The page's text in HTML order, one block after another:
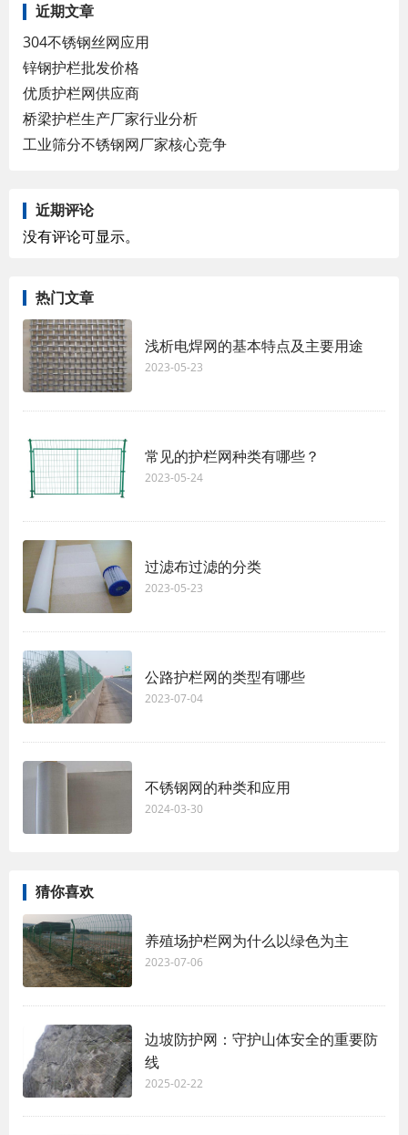
近期文章
304不锈钢丝网应用
锌钢护栏批发价格
优质护栏网供应商
桥梁护栏生产厂家行业分析
工业筛分不锈钢网厂家核心竞争
近期评论
没有评论可显示。
热门文章
浅析电焊网的基本特点及主要用途
2023-05-23
常见的护栏网种类有哪些？
2023-05-24
过滤布过滤的分类
2023-05-23
公路护栏网的类型有哪些
2023-07-04
不锈钢网的种类和应用
2024-03-30
猜你喜欢
养殖场护栏网为什么以绿色为主
2023-07-06
边坡防护网：守护山体安全的重要防
线
2025-02-22